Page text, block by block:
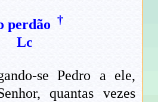
perdão †
Lc
se Pedro a ele,
quantas vezes